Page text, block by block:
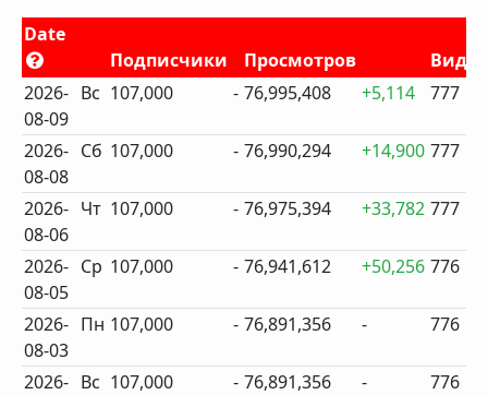
Date
Подписчики
Просмотров
Видео
2026-
08-09
Вс 107,000 - 76,995,408 +5,114 777
2026-
08-08
Сб 107,000 - 76,990,294 +14,900 777
2026-
08-06
Чт 107,000 - 76,975,394 +33,782 777
2026-
08-05
Ср 107,000 - 76,941,612 +50,256 776
2026-
08-03
Пн 107,000 - 76,891,356 - 776
2026- Вс 107,000 - 76,891,356 - 776